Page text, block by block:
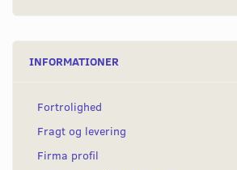
INFORMATIONER
Fortrolighed
Fragt og levering
Firma profil